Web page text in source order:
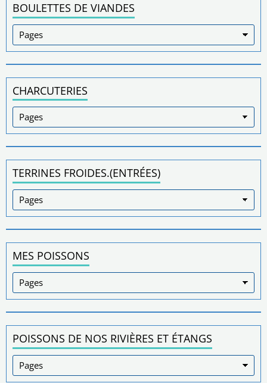
BOULETTES DE VIANDES
CHARCUTERIES
TERRINES FROIDES.(ENTRÉES)
MES POISSONS
POISSONS DE NOS RIVIÈRES ET ÉTANGS